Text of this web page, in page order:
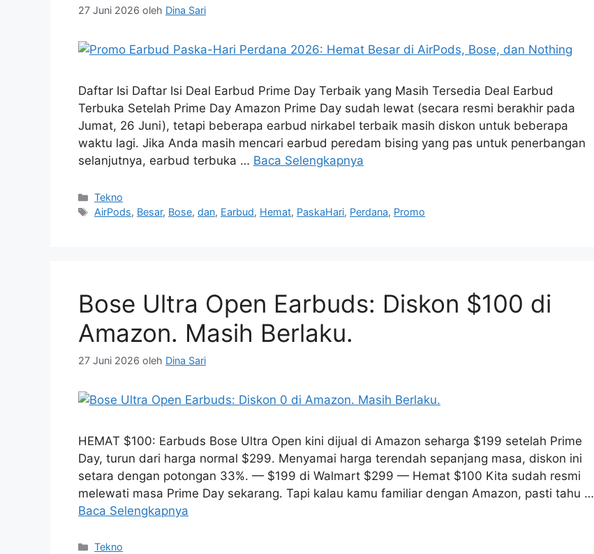
27 Juni 2026 oleh Dina Sari
Daftar Isi Daftar Isi Deal Earbud Prime Day Terbaik yang Masih Tersedia Deal Earbud
Terbuka Setelah Prime Day Amazon Prime Day sudah lewat (secara resmi berakhir pada
Jumat, 26 Juni), tetapi beberapa earbud nirkabel terbaik masih diskon untuk beberapa
waktu lagi. Jika Anda masih mencari earbud peredam bising yang pas untuk penerbangan
selanjutnya, earbud terbuka … Baca Selengkapnya
Kategori
Tekno
Tag
AirPods, Besar, Bose,dan, Earbud, Hemat, PaskaHari, Perdana, Promo
Bose Ultra Open Earbuds: Diskon $100 di
Amazon. Masih Berlaku.
27 Juni 2026 oleh Dina Sari
HEMAT $100: Earbuds Bose Ultra Open kini dijual di Amazon seharga $199 setelah Prime
Day, turun dari harga normal $299. Menyamai harga terendah sepanjang masa, diskon ini
setara dengan potongan 33%. — $199 di Walmart $299 — Hemat $100 Kita sudah resmi
melewati masa Prime Day sekarang. Tapi kalau kamu familiar dengan Amazon, pasti tahu …
Baca Selengkapnya
Kategori
Tekno